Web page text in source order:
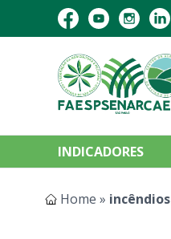
INDICADORES
Home » incêndios